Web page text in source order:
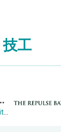
技工
水灣影灣園人才招聘會
The Repulse Bay Company, Limited